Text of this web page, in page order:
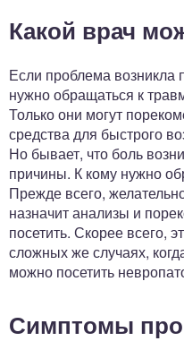
Какой врач
Если проблема возникла
нужно обращаться к
Только они могут
средства для быстрого
Но бывает, что боль
причины. К кому нужно
Прежде всего,
назначит анализы и
посетить. Скорее всего,
сложных же случаях,
можно посетить
Симптомы